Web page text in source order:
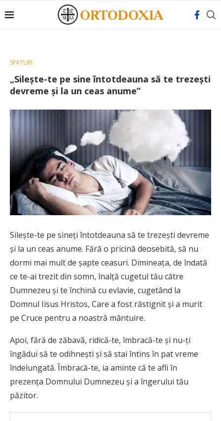
SFATURI
„Silește-te pe sine întotdeauna să te trezești
devreme și la un ceas anume”
Silește-te pe sineți întotdeauna să te trezești devreme
și la un ceas anume. Fără o pricină deosebită, să nu
dormi mai mult de șapte ceasuri. Dimineața, de îndată
ce te-ai trezit din somn, înalță cugetul tău către
Dumnezeu și te închină cu evlavie, cugetând la
Domnul Iisus Hristos, Care a fost răstignit și a murit
pe Cruce pentru a noastră mântuire.
Apoi, fără de zăbavă, ridică-te, îmbracă-te și nu-ți
îngădui să te odihnești și să stai întins în pat vreme
îndelungată. Îmbracă-te, ia aminte că te afli în
prezența Domnului Dumnezeu și a îngerului tău
păzitor.